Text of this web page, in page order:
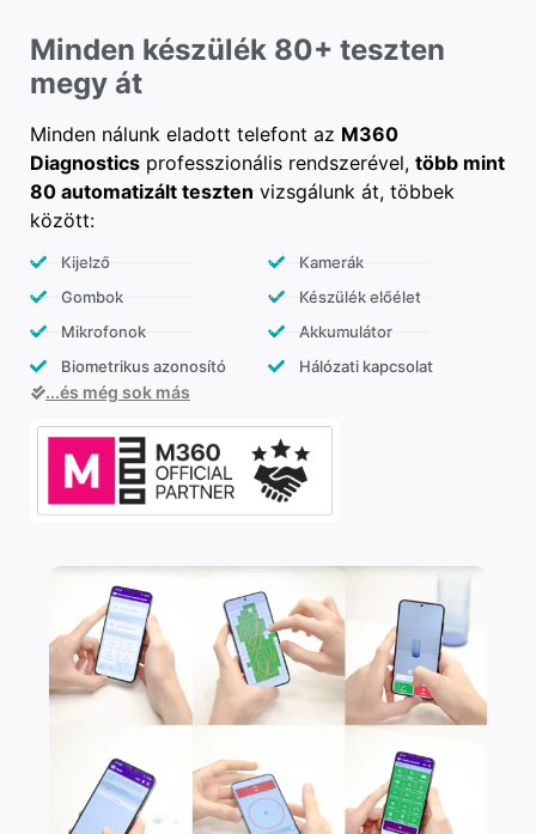
Minden készülék 80+ teszten
megy át
Minden nálunk eladott telefont az M360
Diagnostics professzionális rendszerével, több mint
80 automatizált teszten vizsgálunk át, többek
között:
Kijelző
Gombok
Mikrofonok
Biometrikus azonosító
Kamerák
Készülék előélet
Akkumulátor
Hálózati kapcsolat
...és még sok más